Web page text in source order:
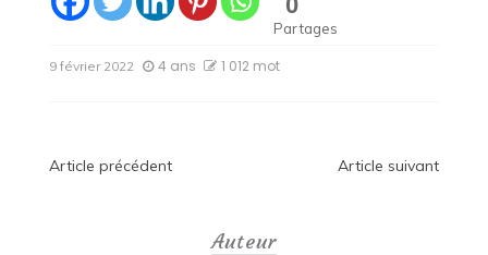
Partages
9 février 2022 4 ans 1 012 mot
Navigation
Article précédent Article suivant
Auteur